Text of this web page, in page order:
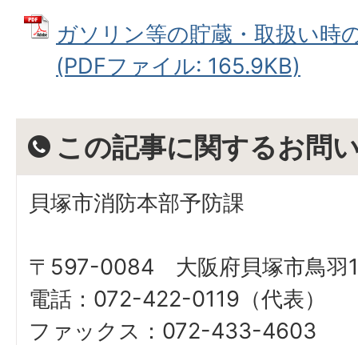
ガソリン等の貯蔵・取扱い時
(PDFファイル: 165.9KB)
この記事に関するお問
貝塚市消防本部予防課
〒597-0084 大阪府貝塚市鳥羽
電話：072-422-0119（代表）
ファックス：072-433-4603